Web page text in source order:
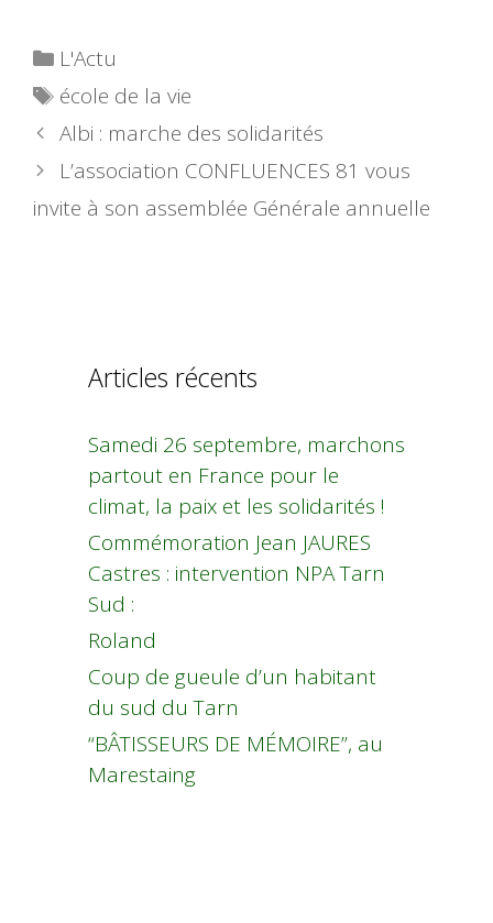
Catégories
L'Actu
Étiquettes
école de la vie
Albi : marche des solidarités
L’association CONFLUENCES 81 vous
invite à son assemblée Générale annuelle
Articles récents
Samedi 26 septembre, marchons
partout en France pour le
climat, la paix et les solidarités !
Commémoration Jean JAURES
Castres : intervention NPA Tarn
Sud :
Roland
Coup de gueule d’un habitant
du sud du Tarn
“BÂTISSEURS DE MÉMOIRE”, au
Marestaing